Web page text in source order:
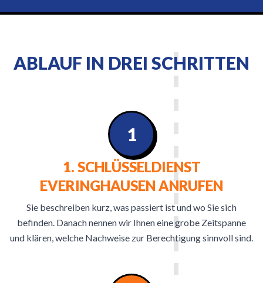
ABLAUF IN DREI SCHRITTEN
1. SCHLÜSSELDIENST
EVERINGHAUSEN ANRUFEN
Sie beschreiben kurz, was passiert ist und wo Sie sich
befinden. Danach nennen wir Ihnen eine grobe Zeitspanne
und klären, welche Nachweise zur Berechtigung sinnvoll sind.
1